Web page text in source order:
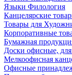
Языки Филология
Канцелярские
Товары для
Корпоративные
Бумажная
Доски офисные,
Мелкоофисная
Офисные